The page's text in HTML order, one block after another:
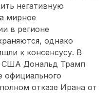
негативную
мирное
в регионе
однако
к консенсусу. В
США Дональд Трамп
официального
отказе Ирана от